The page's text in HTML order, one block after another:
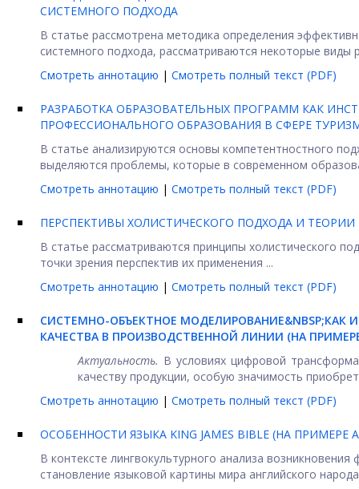
СИСТЕМНОГО ПОДХОДА
В статье рассмотрена методика определения
системного подхода, рассматриваются некоторые виды
Смотреть аннотацию | Смотреть полный текст (PDF)
РАЗРАБОТКА ОБРАЗОВАТЕЛЬНЫХ ПРОГРАММ КАК
ПРОФЕССИОНАЛЬНОГО ОБРАЗОВАНИЯ В СФЕРЕ
В статье анализируются основы компетентностного
выделяются проблемы, которые в современном
Смотреть аннотацию | Смотреть полный текст (PDF)
ПЕРСПЕКТИВЫ ХОЛИСТИЧЕСКОГО ПОДХОДА И
В статье рассматриваются принципы холистического
точки зрения перспектив их применения ...
Смотреть аннотацию | Смотреть полный текст (PDF)
СИСТЕМНО-ОБЪЕКТНОЕ
КАЧЕСТВА В ПРОИЗВОДСТВЕННОЙ ЛИНИИ (НА
Актуальность. В условиях цифровой
качеству продукции, особую значимость
Смотреть аннотацию | Смотреть полный текст (PDF)
ОСОБЕННОСТИ ЯЗЫКА KING JAMES BIBLE (НА
В контексте лингвокультурного анализа
становление языковой картины мира английского